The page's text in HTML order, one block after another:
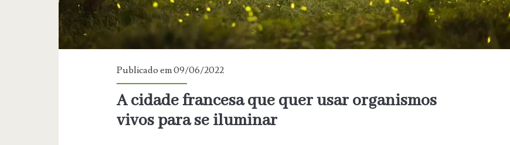
investimentos
Publicado em 09/06/2022
A cidade francesa que quer usar organismos
vivos para se iluminar